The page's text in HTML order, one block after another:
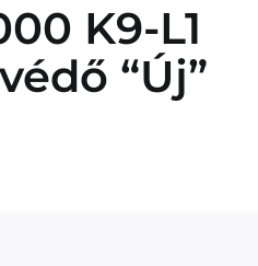
K9-L1
“új”